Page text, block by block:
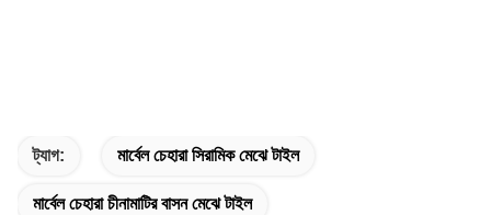
ট্যাগ: মার্বেল চেহারা সিরামিক মেঝে টাইল
মার্বেল চেহারা চীনামাটির বাসন মেঝে টাইল